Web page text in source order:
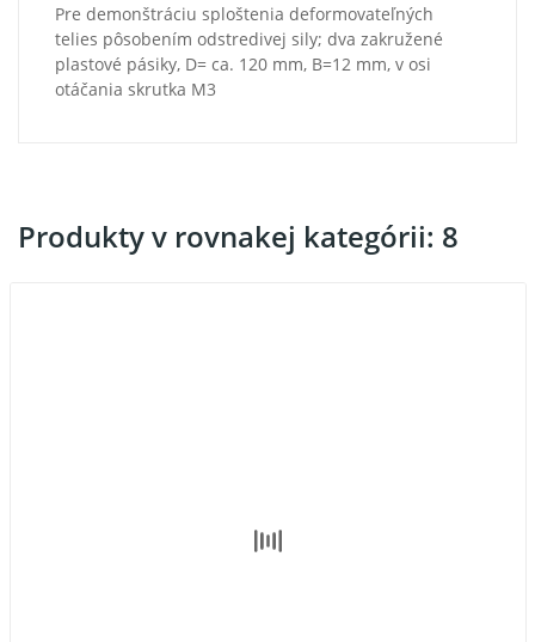
Pre demonštráciu sploštenia deformovateľných
telies pôsobením odstredivej sily; dva zakružené
plastové pásiky, D= ca. 120 mm, B=12 mm, v osi
otáčania skrutka M3
Produkty v rovnakej kategórii: 8